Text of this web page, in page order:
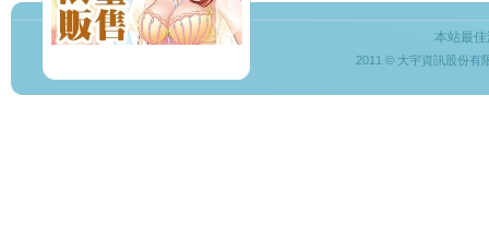
本站最
2011 © 大宇資訊股份有